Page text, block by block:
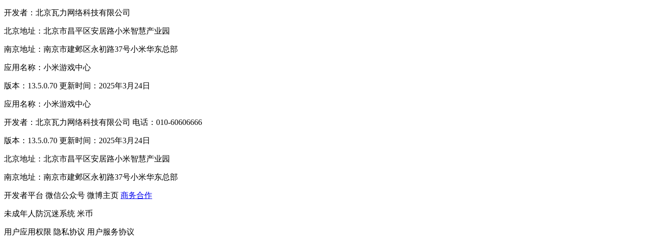
开发者：北京瓦力网络科技有限公司
北京地址：北京市昌平区安居路小米智慧产业园
南京地址：南京市建邺区永初路37号小米华东总部
应用名称：小米游戏中心
版本：13.5.0.70 更新时间：2025年3月24日
应用名称：小米游戏中心
开发者：北京瓦力网络科技有限公司 电话：010-60606666
版本：13.5.0.70 更新时间：2025年3月24日
北京地址：北京市昌平区安居路小米智慧产业园
南京地址：南京市建邺区永初路37号小米华东总部
开发者平台 微信公众号 微博主页 商务合作
未成年人防沉迷系统 米币
用户应用权限 隐私协议 用户服务协议